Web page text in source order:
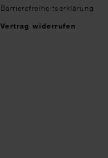
Barrierefreiheitserklärung
Vertrag widerrufen